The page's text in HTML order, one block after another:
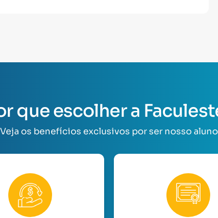
que escolher a
Veja os benefícios exclusivos por ser nosso aluno